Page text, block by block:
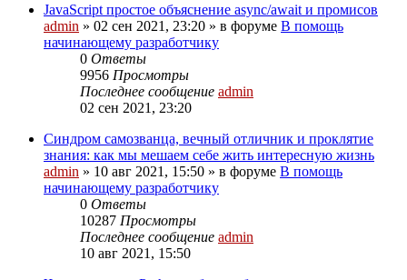
JavaScript простое объяснение async/await и промисов
admin » 02 сен 2021, 23:20 » в форуме В помощь
начинающему разработчику
0 Ответы
9956 Просмотры
Последнее сообщение admin
02 сен 2021, 23:20
Cиндром самозванца, вечный отличник и проклятие
знания: как мы мешаем себе жить интересную жизнь
admin » 10 авг 2021, 15:50 » в форуме В помощь
начинающему разработчику
0 Ответы
10287 Просмотры
Последнее сообщение admin
10 авг 2021, 15:50